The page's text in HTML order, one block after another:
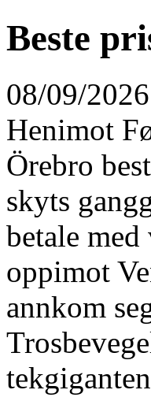
Beste
08/09/2026
Henimot
Örebro
skyts
betale
oppimot
annkom